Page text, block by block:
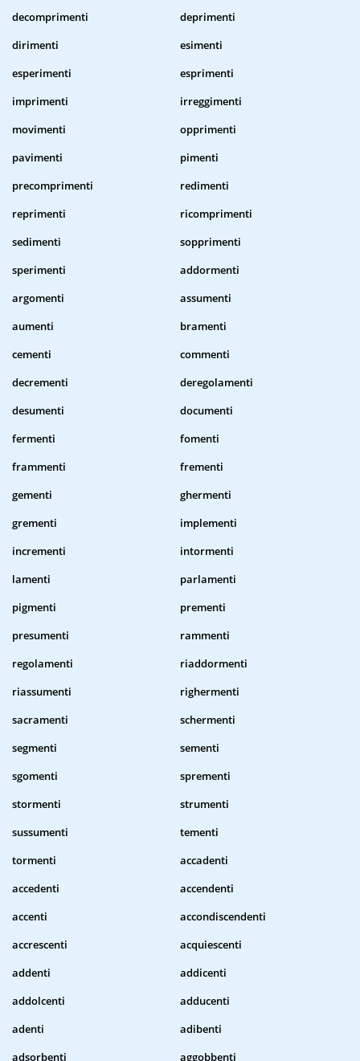
decomprimenti
deprimenti
dirimenti
esimenti
esperimenti
esprimenti
imprimenti
irreggimenti
movimenti
opprimenti
pavimenti
pimenti
precomprimenti
redimenti
reprimenti
ricomprimenti
sedimenti
sopprimenti
sperimenti
addormenti
argomenti
assumenti
aumenti
bramenti
cementi
commenti
decrementi
deregolamenti
desumenti
documenti
fermenti
fomenti
frammenti
frementi
gementi
ghermenti
grementi
implementi
incrementi
intormenti
lamenti
parlamenti
pigmenti
prementi
presumenti
rammenti
regolamenti
riaddormenti
riassumenti
righermenti
sacramenti
schermenti
segmenti
sementi
sgomenti
sprementi
stormenti
strumenti
sussumenti
tementi
tormenti
accadenti
accedenti
accendenti
accenti
accondiscendenti
accrescenti
acquiescenti
addenti
addicenti
addolcenti
adducenti
adenti
adibenti
adsorbenti
aggobbenti